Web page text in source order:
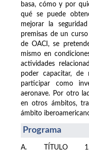
basa, cómo y por
qué se puede
mejorar la
premisas de un
de OACI, se
mismo en
actividades
poder capacitar, de
participar como
aeronave. Por otro
en otros ámbitos,
ámbito
Programa
A. TÍTULO